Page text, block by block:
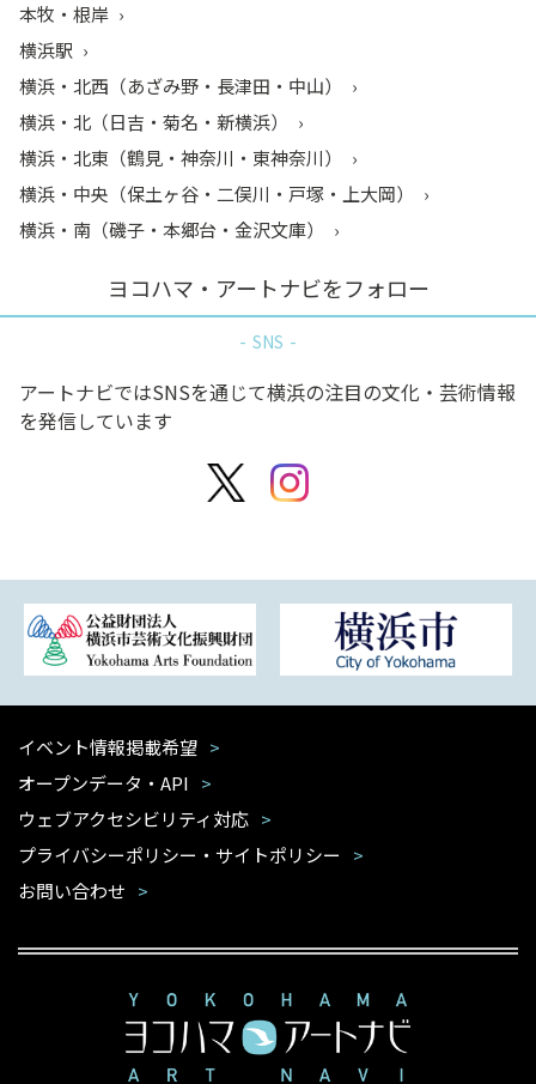
本牧・根岸
横浜駅
横浜・北西（あざみ野・長津田・中山）
横浜・北（日吉・菊名・新横浜）
横浜・北東（鶴見・神奈川・東神奈川）
横浜・中央（保土ヶ谷・二俣川・戸塚・上大岡）
横浜・南（磯子・本郷台・金沢文庫）
ヨコハマ・アートナビをフォロー
SNS
アートナビではSNSを通じて横浜の注目の文化・芸術情報
を発信しています
イベント情報掲載希望
オープンデータ・API
ウェブアクセシビリティ対応
プライバシーポリシー・サイトポリシー
お問い合わせ